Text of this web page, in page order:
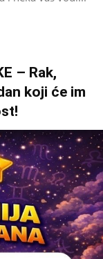
– Rak,
koji će im